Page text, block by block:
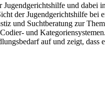
und dabei
der Jugendgerichtshilfe bei
und Suchtberatung zur
und
auf und zeigt, dass